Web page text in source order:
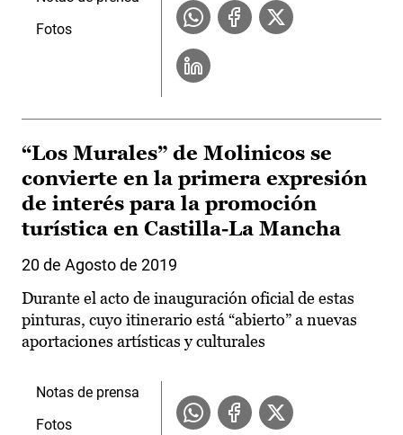
Fotos
“Los Murales” de Molinicos se
convierte en la primera expresión
de interés para la promoción
turística en Castilla-La Mancha
20 de Agosto de 2019
Durante el acto de inauguración oficial de estas
pinturas, cuyo itinerario está “abierto” a nuevas
aportaciones artísticas y culturales
Notas de prensa
Fotos